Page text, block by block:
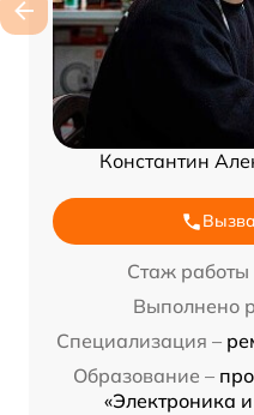
Константин
Стаж работы
Выполнено
Специализация –
Образование –
«Электроника